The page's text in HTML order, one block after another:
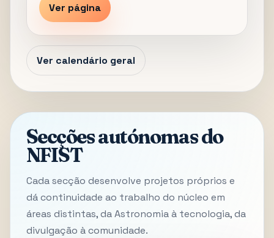
Ver página
Ver calendário geral
Secções autónomas do
NFIST
Cada secção desenvolve projetos próprios e
dá continuidade ao trabalho do núcleo em
áreas distintas, da Astronomia à tecnologia, da
divulgação à comunidade.